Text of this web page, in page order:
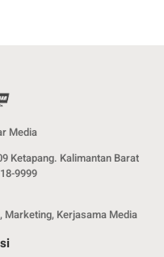
Media
Ketapang. Kalimantan Barat
9999
Kerjasama Media